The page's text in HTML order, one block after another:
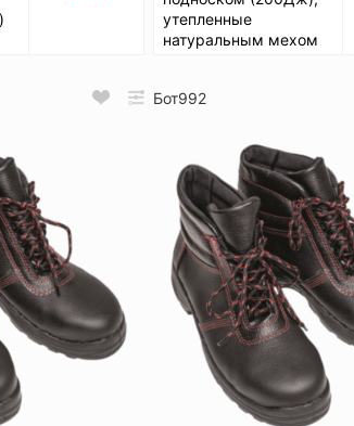
утепленные
натуральным мехом
Бот992